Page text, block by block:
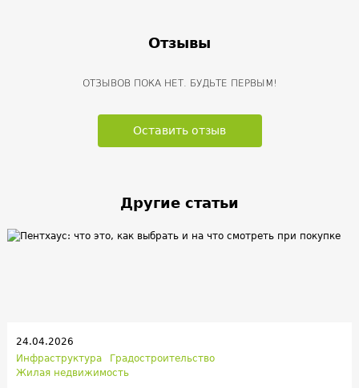
Отзывы
ОТЗЫВОВ ПОКА НЕТ. БУДЬТЕ ПЕРВЫМ!
Оставить отзыв
Другие статьи
24.04.2026
Инфраструктура
Градостроительство
Жилая недвижимость